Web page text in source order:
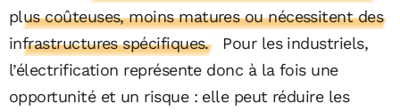
plus coûteuses, moins matures ou nécessitent des
infrastructures spécifiques.
Pour les industriels,
l’électrification représente donc à la fois une
opportunité et un risque : elle peut réduire les